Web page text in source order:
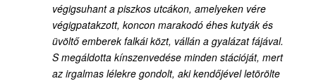
végigsuhant a piszkos utcákon, amelyeken vére
végigpatakzott, koncon marakodó éhes kutyák és
üvöltő emberek falkái közt, vállán a gyalázat fájával.
S megáldotta kínszenvedése minden stációját, mert
az irgalmas lélekre gondolt, aki kendőjével letörölte